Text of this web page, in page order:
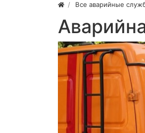
Все аварийные